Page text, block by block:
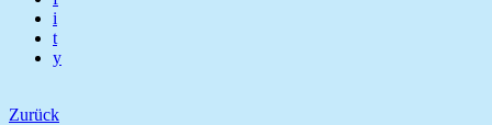
i
t
y
Zurück